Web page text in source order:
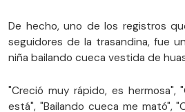
De hecho, uno de los registros
seguidores de la trasandina, fue
niña bailando cueca vestida de
"Creció muy rápido, es hermosa",
está", "Bailando cueca me mató",